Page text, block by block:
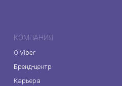
КОМПАНИЯ
О Viber
Бренд-центр
Карьера